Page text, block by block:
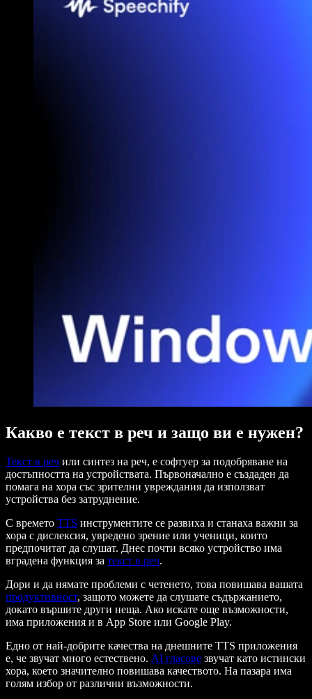
Какво е текст в реч и защо ви е нужен?
Текст в реч или синтез на реч, е софтуер за подобряване на
достъпността на устройствата. Първоначално е създаден да
помага на хора със зрителни увреждания да използват
устройства без затруднение.
С времето TTS инструментите се развиха и станаха важни за
хора с дислексия, увредено зрение или ученици, които
предпочитат да слушат. Днес почти всяко устройство има
вградена функция за текст в реч.
Дори и да нямате проблеми с четенето, това повишава вашата
продуктивност, защото можете да слушате съдържанието,
докато вършите други неща. Ако искате още възможности,
има приложения и в App Store или Google Play.
Едно от най-добрите качества на днешните TTS приложения
е, че звучат много естествено. AI гласове звучат като истински
хора, което значително повишава качеството. На пазара има
голям избор от различни възможности.